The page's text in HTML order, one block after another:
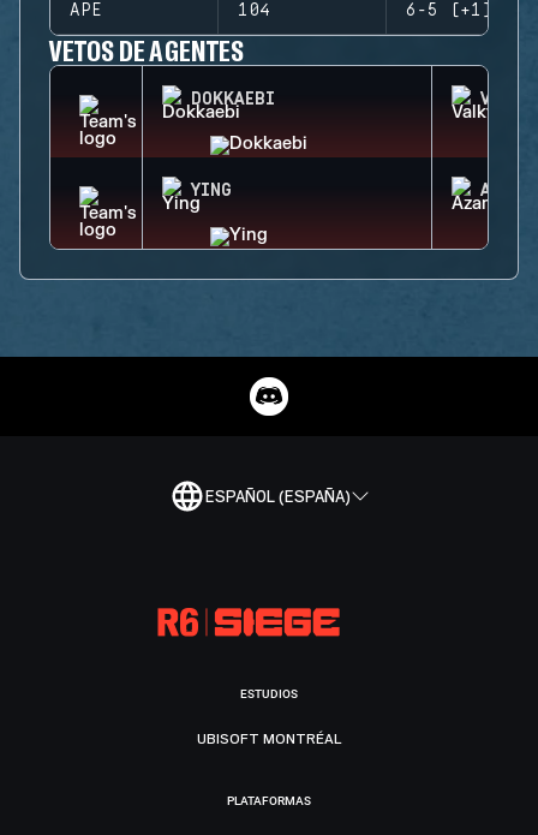
APE 104 6-5 (+1)
VETOS DE AGENTES
DOKKAEBI
YING AZAMI
ESPAÑOL (ESPAÑA)
ESTUDIOS
UBISOFT MONTRÉAL
PLATAFORMAS